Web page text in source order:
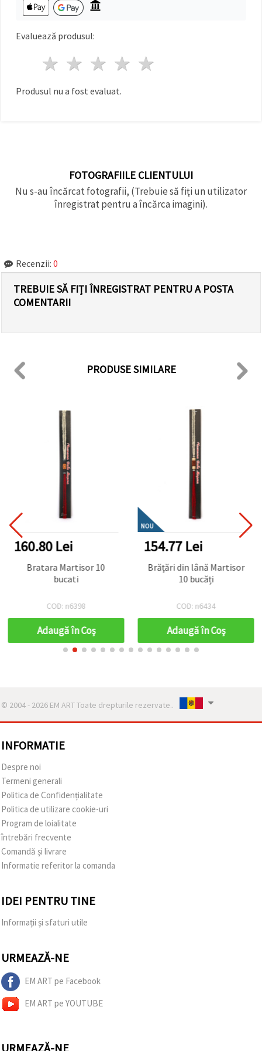
Evaluează produsul:
4 stele
3 stele
2 stele
1 stea
Produsul nu a fost evaluat.
FOTOGRAFIILE CLIENTULUI
Nu s-au încărcat fotografii, (Trebuie să fiți un utilizator
înregistrat pentru a încărca imagini).
Recenzii: 0
TREBUIE SĂ FIȚI ÎNREGISTRAT PENTRU A POSTA
COMENTARII
PRODUSE SIMILARE
160.80 Lei
Bratara Martisor 10
bucati
COD: n6398
Adaugă în Coş
NOU
154.77 Lei
Brățări din lână Martisor
10 bucăți
COD: n6434
Adaugă în Coş
© 2004 - 2026 EM ART Toate drepturile rezervate..
INFORMATIE
Despre noi
Termeni generali
Politica de Confidențialitate
Politica de utilizare cookie-uri
Program de loialitate
întrebări frecvente
Comandă și livrare
Informatie referitor la comanda
IDEI PENTRU TINE
Informații și sfaturi utile
URMEAZĂ-NE
EM ART pe Facebook
EM ART pe YOUTUBE
URMEAZĂ-NE